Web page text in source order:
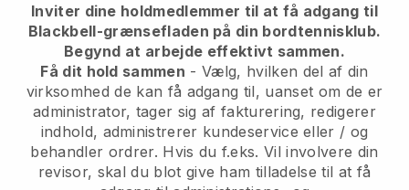
Inviter dine holdmedlemmer til at få adgang til
Blackbell-grænsefladen på din bordtennisklub.
Begynd at arbejde effektivt sammen.
Få dit hold sammen - Vælg, hvilken del af din
virksomhed de kan få adgang til, uanset om de er
administrator, tager sig af fakturering, redigerer
indhold, administrerer kundeservice eller / og
behandler ordrer. Hvis du f.eks. Vil involvere din
revisor, skal du blot give ham tilladelse til at få